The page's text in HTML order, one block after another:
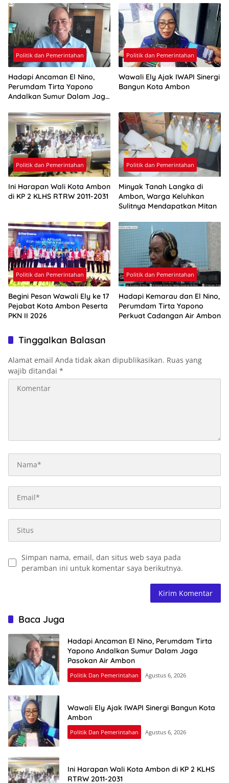
Politik dan Pemerintahan
Hadapi Ancaman El Nino,
Perumdam Tirta Yapono
Andalkan Sumur Dalam Jaga
Politik dan Pemerintahan
Wawali Ely Ajak IWAPI Sinergi
Bangun Kota Ambon
Politik dan Pemerintahan
Ini Harapan Wali Kota Ambon
di KP 2 KLHS RTRW 2011-2031
Politik dan Pemerintahan
Minyak Tanah Langka di
Ambon, Warga Keluhkan
Sulitnya Mendapatkan Mitan
Politik dan Pemerintahan
Begini Pesan Wawali Ely ke 17
Pejabat Kota Ambon Peserta
PKN II 2026
Politik dan Pemerintahan
Hadapi Kemarau dan El Nino,
Perumdam Tirta Yapono
Perkuat Cadangan Air Ambon
Tinggalkan Balasan
Alamat email Anda tidak akan dipublikasikan. Ruas yang
wajib ditandai *
Simpan nama, email, dan situs web saya pada
peramban ini untuk komentar saya berikutnya.
Baca Juga
Hadapi Ancaman El Nino, Perumdam Tirta
Yapono Andalkan Sumur Dalam Jaga
Pasokan Air Ambon
Politik Dan Pemerintahan Agustus 6, 2026
Wawali Ely Ajak IWAPI Sinergi Bangun Kota
Ambon
Politik Dan Pemerintahan Agustus 6, 2026
Ini Harapan Wali Kota Ambon di KP 2 KLHS
RTRW 2011-2031